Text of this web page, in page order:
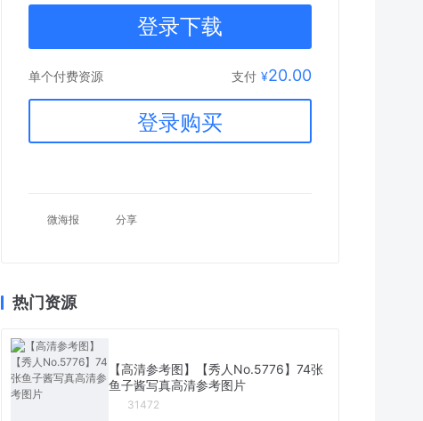
登录下载
单个付费资源 支付 ¥20.00
登录购买
微海报 分享
热门资源
【高清参考图】【秀人No.5776】74张
鱼子酱写真高清参考图片
31472